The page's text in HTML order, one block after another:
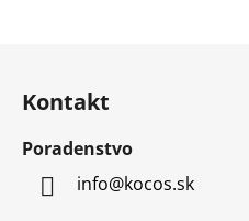
Kontakt
Poradenstvo
info@kocos.sk